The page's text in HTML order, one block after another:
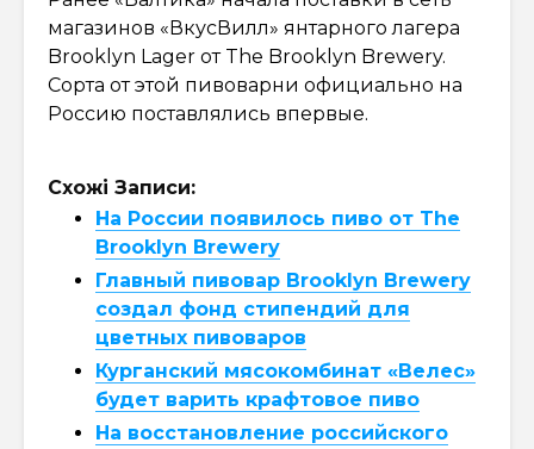
магазинов «ВкусВилл» янтарного лагера
Brooklyn Lager от The Brooklyn Brewery.
Сорта от этой пивоварни официально на
Россию поставлялись впервые.
Схожі Записи:
На России появилось пиво от The
Brooklyn Brewery
Главный пивовар Brooklyn Brewery
создал фонд стипендий для
цветных пивоваров
Курганский мясокомбинат «Велес»
будет варить крафтовое пиво
На восстановление российского